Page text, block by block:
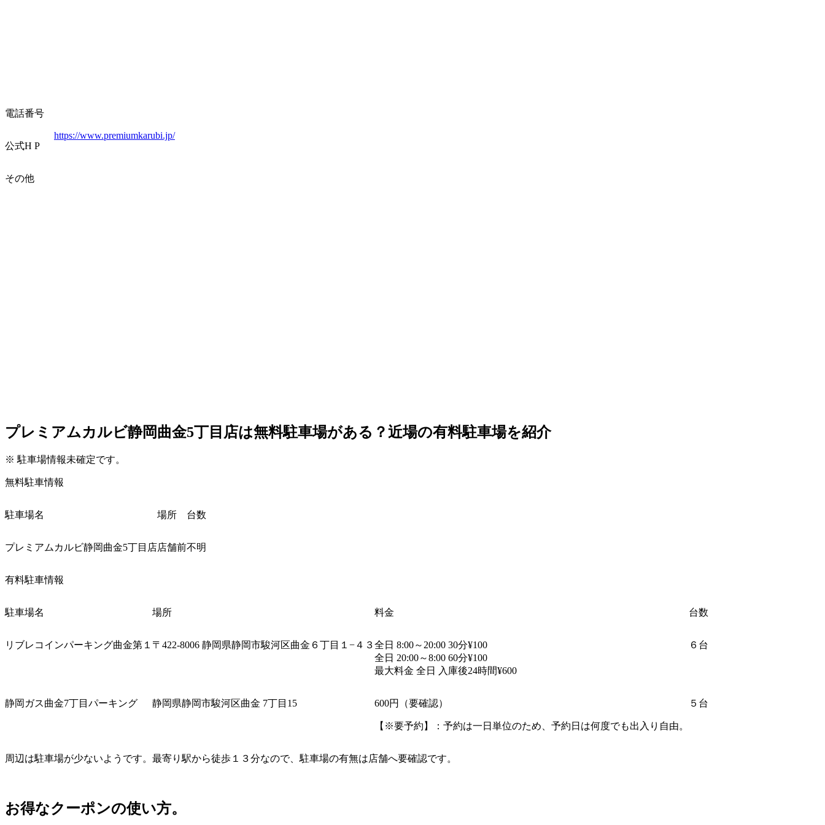
電話番号
公式H P
https://www.premiumkarubi.jp/
その他
プレミアムカルビ静岡曲金5丁目店は無料駐車場がある？近場の有料駐車場を紹介
※駐車場情報未確定です。
無料駐車情報
駐車場名 場所 台数
プレミアムカルビ静岡曲金5丁目店店舗前不明
有料駐車情報
駐車場名 場所 料金 台数
リブレコインパーキング曲金第１ 〒 422-8006 静岡県静岡市駿河区曲金６丁目１ −４３全日 8:00～20:00 30分¥100
全日 20:00～8:00 60分¥100
最大料金 全日 入庫後24時間¥600
６台
静岡ガス曲金7丁目パーキング 静岡県静岡市駿河区曲金 7丁目 15 600円（要確認）
【 ※要予約】：予約は一日単位のため、予約日は何度でも出入り自由。
５台
周辺は駐車場が少ないようです。最寄り駅から徒歩１３分なので、駐車場の有無は店舗へ要確認です。
お得なクーポンの使い方。